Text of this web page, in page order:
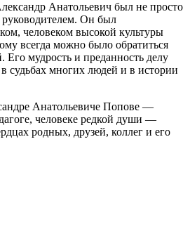
Анатольевич был не просто
Он был
человеком высокой культуры
всегда можно было обратиться
Его мудрость и преданность делу
судьбах многих людей и в истории
Анатольевиче Попове —
человеке редкой души —
родных, друзей, коллег и его